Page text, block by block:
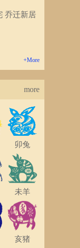
乔迁新居
+More
more
卯兔
未羊
亥猪